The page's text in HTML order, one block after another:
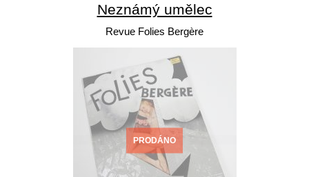
Neznámý umělec
Revue Folies Bergère
PRODÁNO